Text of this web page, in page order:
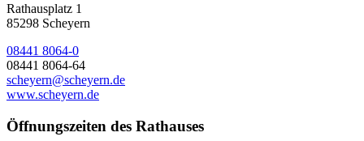
Rathausplatz 1
85298 Scheyern
08441 8064-0
08441 8064-64
scheyern@scheyern.de
www.scheyern.de
Öffnungszeiten des Rathauses